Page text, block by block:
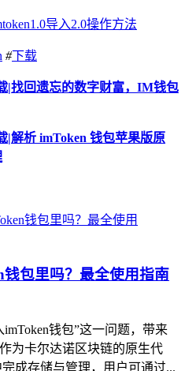
导入2.0操作方法
#下载
|找回遗忘的数字财富，IM钱包
|解析 imToken 钱包苹果版原
包里吗？最全使用指南
钱包”这一问题，带来
为卡尔达诺区块链的原生代
成存储与管理，用户可通过...